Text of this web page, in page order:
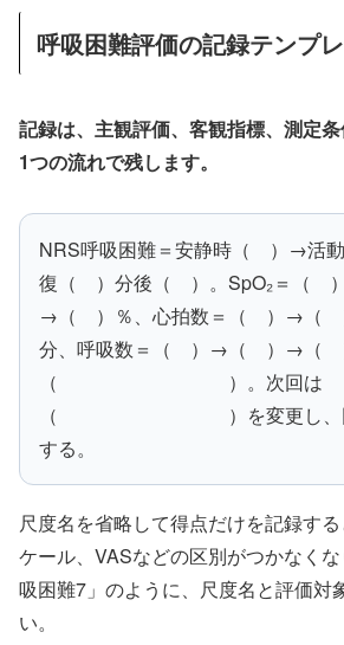
呼吸困難評価の記録テンプ
記録は、主観評価、客観指標、測定
1つの流れで残します。
NRS呼吸困難＝安静時（ ）→活
復（ ）分後（ ）。SpO₂＝（
→（ ）％、心拍数＝（ ）→（
分、呼吸数＝（ ）→（ ）→（
（ ）。次回は
（ ）を変更し、同条
する。
尺度名を省略して得点だけを記録す
ケール、VASなどの区別がつかなく
吸困難7」のように、尺度名と評価対
い。